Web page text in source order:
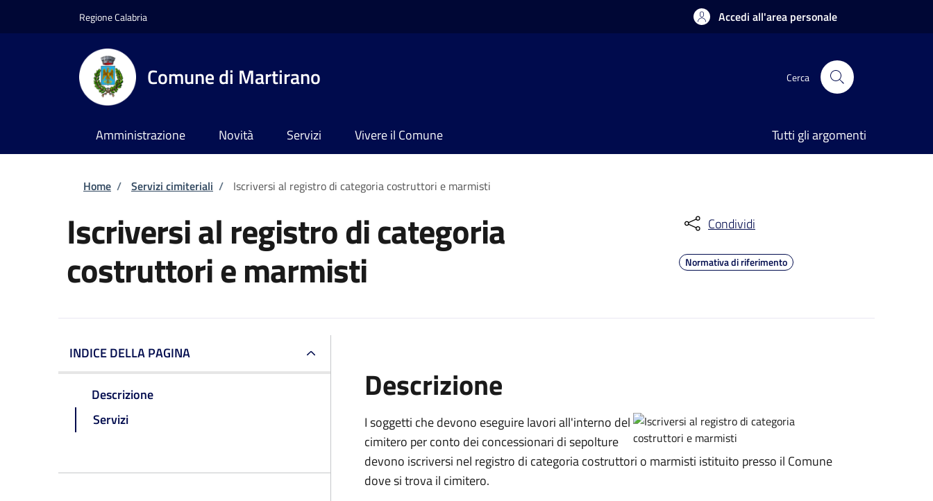
Regione Calabria Accedi all'area personale
Comune di Martirano Cerca
Amministrazione Novità Servizi Vivere il Comune Tutti gli argomenti
Briciole di pane
Home / Servizi cimiteriali / Iscriversi al registro di categoria costruttori e marmisti
Iscriversi al registro di categoria
costruttori e marmisti
Condividi
Normativa di riferimento
INDICE DELLA PAGINA
Descrizione
Servizi
Descrizione
I soggetti che devono eseguire lavori all'interno del
cimitero per conto dei concessionari di sepolture
devono iscriversi nel registro di categoria costruttori o marmisti istituito presso il Comune
dove si trova il cimitero.